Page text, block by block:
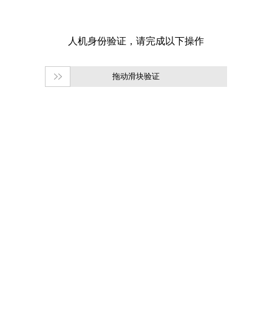
拖动滑块验证